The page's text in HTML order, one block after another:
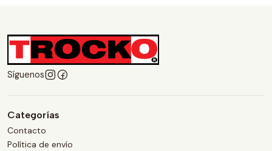
Síguenos
Categorías
Contacto
Política de envío